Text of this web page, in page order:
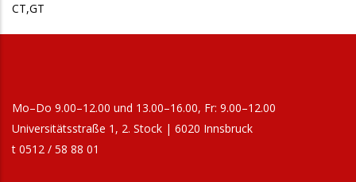
CT,GT
Mo–Do 9.00–12.00 und 13.00–16.00, Fr: 9.00–12.00
Universitätsstraße 1, 2. Stock | 6020 Innsbruck
t 0512 / 58 88 01